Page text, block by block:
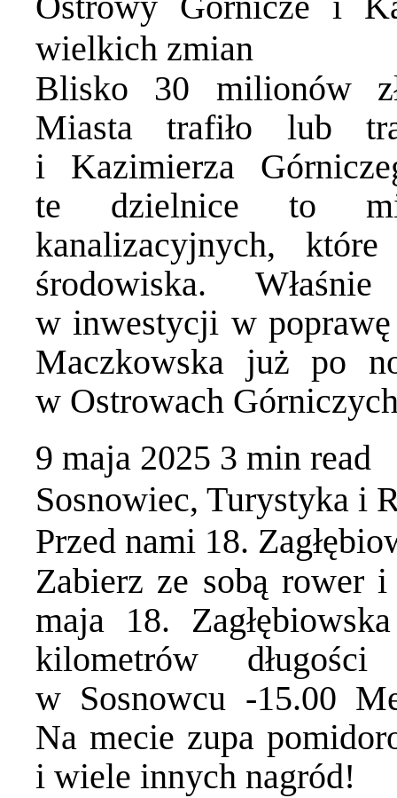
wielkich zmian
Blisko 30 milionów
Miasta trafiło lub
i Kazimierza
te dzielnice to
kanalizacyjnych,
środowiska.
w inwestycji w
Maczkowska już po
w Ostrowach
9 maja 2025 3 min read
Sosnowiec, Turystyka i
Przed nami 18.
Zabierz ze sobą rower
maja 18.
kilometrów
w Sosnowcu -15.00
Na mecie zupa
i wiele innych nagród!